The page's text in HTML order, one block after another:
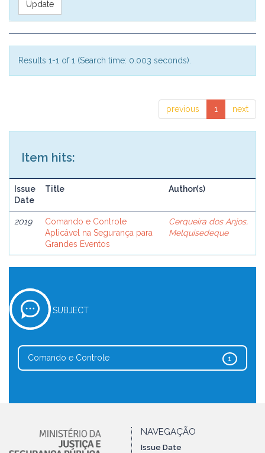
Results 1-1 of 1 (Search time: 0.003 seconds).
previous 1 next
Item hits:
Issue
Date
Title Author(s)
2019
Comando e Controle
Aplicável na Segurança para
Grandes Eventos
Cerqueira dos Anjos,
Melquisedeque
SUBJECT
1
Comando e Controle
NAVEGAÇÃO
Issue Date